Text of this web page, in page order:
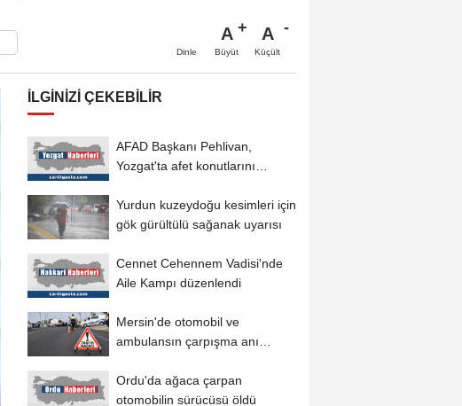
Dinle
A
Büyüt
A
Küçült
İLGINIZI ÇEKEBILIR
AFAD Başkanı Pehlivan,
Yozgat'ta afet konutlarını
Yurdun kuzeydoğu kesimleri için
gök gürültülü sağanak uyarısı
Cennet Cehennem Vadisi'nde
Aile Kampı düzenlendi
Mersin'de otomobil ve
ambulansın çarpışma anı
Ordu'da ağaca çarpan
otomobilin sürücüsü öldü